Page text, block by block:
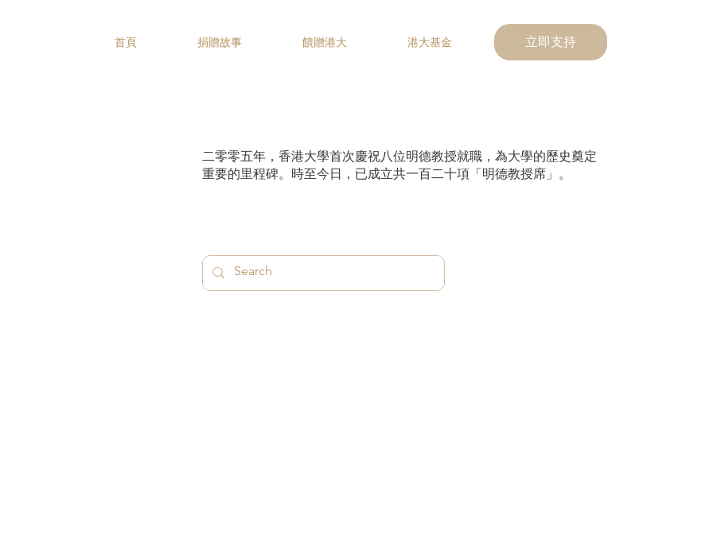
首頁 捐贈故事 饋贈港大 港大基金 立即支持
二零零五年，香港大學首次慶祝八位明德教授就職，為大學的歷史奠定
重要的里程碑。時至今日，已成立共一百二十項「明德教授席」。